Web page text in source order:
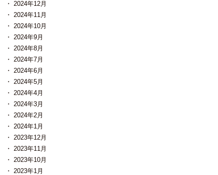
2024年12月
2024年11月
2024年10月
2024年9月
2024年8月
2024年7月
2024年6月
2024年5月
2024年4月
2024年3月
2024年2月
2024年1月
2023年12月
2023年11月
2023年10月
2023年1月